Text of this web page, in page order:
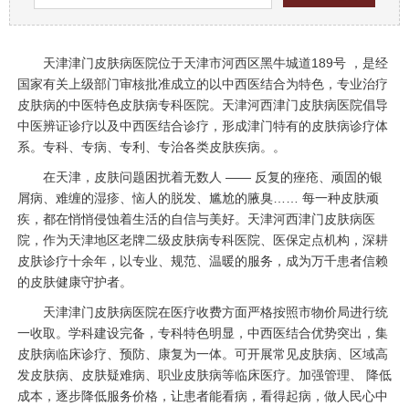
天津津门皮肤病医院位于天津市河西区黑牛城道189号 ，是经
国家有关上级部门审核批准成立的以中西医结合为特色，专业治疗
皮肤病的中医特色皮肤病专科医院。天津河西津门皮肤病医院倡导
中医辨证诊疗以及中西医结合诊疗，形成津门特有的皮肤病诊疗体
系。专科、专病、专利、专治各类皮肤疾病。。
在天津，皮肤问题困扰着无数人 —— 反复的痤疮、顽固的银
屑病、难缠的湿疹、恼人的脱发、尴尬的腋臭…… 每一种皮肤顽
疾，都在悄悄侵蚀着生活的自信与美好。天津河西津门皮肤病医
院，作为天津地区老牌二级皮肤病专科医院、医保定点机构，深耕
皮肤诊疗十余年，以专业、规范、温暖的服务，成为万千患者信赖
的皮肤健康守护者。
天津津门皮肤病医院在医疗收费方面严格按照市物价局进行统
一收取。学科建设完备，专科特色明显，中西医结合优势突出，集
皮肤病临床诊疗、预防、康复为一体。可开展常见皮肤病、区域高
发皮肤病、皮肤疑难病、职业皮肤病等临床医疗。加强管理、 降低
成本，逐步降低服务价格，让患者能看病，看得起病，做人民心中